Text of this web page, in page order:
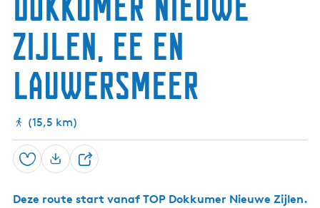
N
k
o
k
o
-
K
i
l
Zijlen, Ee en
Lauwersmeer
(15,5 km)
Opslaan
D
e
Deze route start vanaf TOP Dokkumer Nieuwe Zijlen.